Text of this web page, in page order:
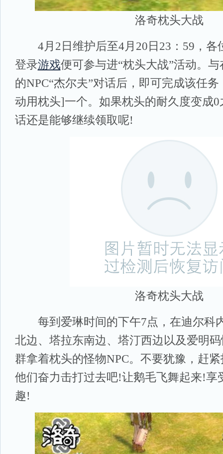
洛奇枕头大战
4月2日维护后至4月20日23：59，各
登录游戏便可参与进“枕头大战”活动。
的NPC“杰尔夫”对话后，即可完成该任
动用枕头]一个。如果枕头的耐久度变成
话还是能够继续领取呢!
洛奇枕头大战
每到爱琳时间的下午7点，在迪尔科
北边、塔拉东南边、塔汀西边以及爱明
群拿着枕头的怪物NPC。不要犹豫，赶
他们奋力击打过去吧!让鹅毛飞舞起来!享
趣!